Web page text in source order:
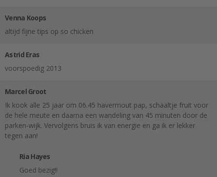
Venna Koops
altijd fijne tips op so chicken
Astrid Eras
voorspoedig 2013
Marcel Groot
Ik kook alle 25 jaar om 06.45 havermout pap, schaaltje fruit voor
de hele meute en daarna een wandeling van 45 minuten door de
parken-wijk. Vervolgens bruis ik van energie en ga ik er lekker
tegen aan!
Ria Hayes
Goed bezig!!